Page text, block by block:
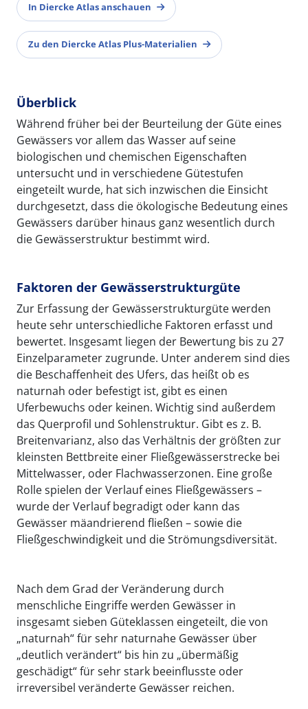
In Diercke Atlas anschauen
Zu den Diercke Atlas Plus-Materialien
Überblick
Während früher bei der Beurteilung der Güte eines
Gewässers vor allem das Wasser auf seine
biologischen und chemischen Eigenschaften
untersucht und in verschiedene Gütestufen
eingeteilt wurde, hat sich inzwischen die Einsicht
durchgesetzt, dass die ökologische Bedeutung eines
Gewässers darüber hinaus ganz wesentlich durch
die Gewässerstruktur bestimmt wird.
Faktoren der Gewässerstrukturgüte
Zur Erfassung der Gewässerstrukturgüte werden
heute sehr unterschiedliche Faktoren erfasst und
bewertet. Insgesamt liegen der Bewertung bis zu 27
Einzelparameter zugrunde. Unter anderem sind dies
die Beschaffenheit des Ufers, das heißt ob es
naturnah oder befestigt ist, gibt es einen
Uferbewuchs oder keinen. Wichtig sind außerdem
das Querprofil und Sohlenstruktur. Gibt es z. B.
Breitenvarianz, also das Verhältnis der größten zur
kleinsten Bettbreite einer Fließgewässerstrecke bei
Mittelwasser, oder Flachwasserzonen. Eine große
Rolle spielen der Verlauf eines Fließgewässers –
wurde der Verlauf begradigt oder kann das
Gewässer mäandrierend fließen – sowie die
Fließgeschwindigkeit und die Strömungsdiversität.
Nach dem Grad der Veränderung durch
menschliche Eingriffe werden Gewässer in
insgesamt sieben Güteklassen eingeteilt, die von
„naturnah“ für sehr naturnahe Gewässer über
„deutlich verändert“ bis hin zu „übermäßig
geschädigt“ für sehr stark beeinflusste oder
irreversibel veränderte Gewässer reichen.